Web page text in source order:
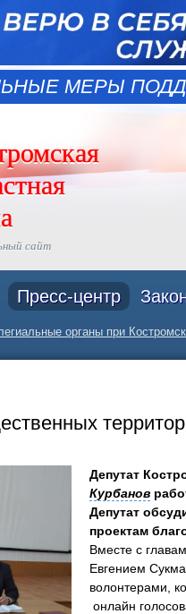
МЕРЫ
сайт
Пресс-центр
органы при
Депутат
Курбанов
Депутат
проектам
Вместе с
Евгением
волонтерами,
онлайн